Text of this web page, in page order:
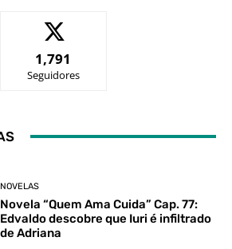
1,791
Seguidores
NOVELAS
Novela “Quem Ama Cuida” Cap. 77:
Edvaldo descobre que Iuri é infiltrado
de Adriana